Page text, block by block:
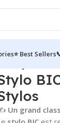
⭐ Best Sellers
Un grand